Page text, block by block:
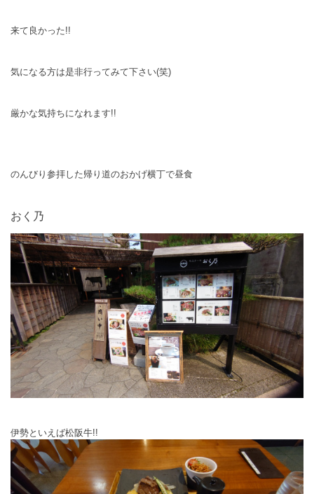
来て良かった!!
気になる方は是非行ってみて下さい(笑)
厳かな気持ちになれます!!
のんびり参拝した帰り道のおかげ横丁で昼食
おく乃
伊勢といえば松阪牛!!